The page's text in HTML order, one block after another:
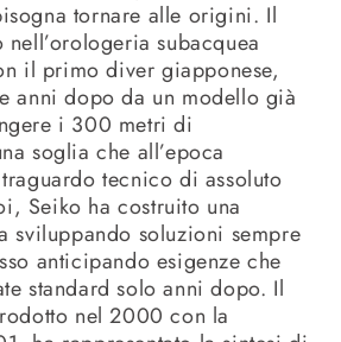
tornare alle origini. Il
subacquea
il primo diver giapponese,
anni dopo da un modello già
i 300 metri di
soglia che all’epoca
tecnico di assoluto
Seiko ha costruito una
sviluppando soluzioni sempre
anticipando esigenze che
standard solo anni dopo. Il
nel 2000 con la